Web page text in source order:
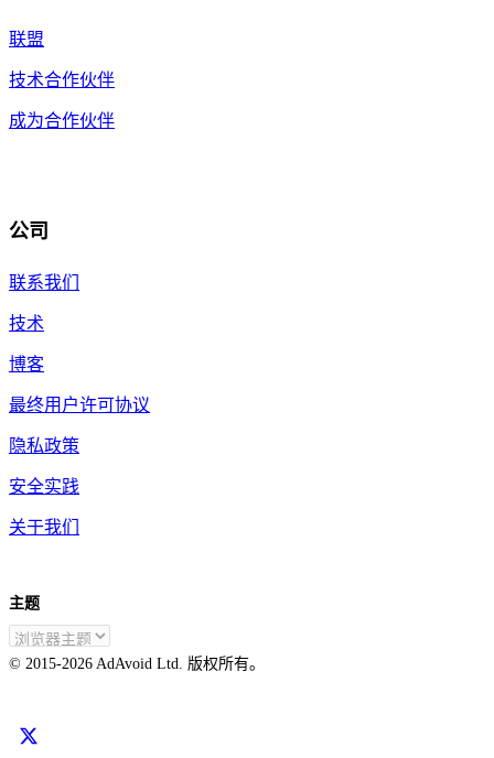
联盟
技术合作伙伴
成为合作伙伴
公司
联系我们
技术
博客
最终用户许可协议
隐私政策
安全实践
关于我们
主题
© 2015-2026 AdAvoid Ltd. 版权所有。